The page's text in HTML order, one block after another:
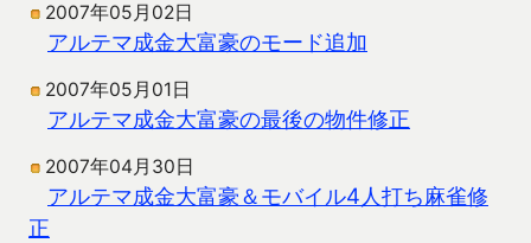
2007年05月02日
アルテマ成金大富豪のモード追加
2007年05月01日
アルテマ成金大富豪の最後の物件修正
2007年04月30日
アルテマ成金大富豪＆モバイル4人打ち麻雀修
正